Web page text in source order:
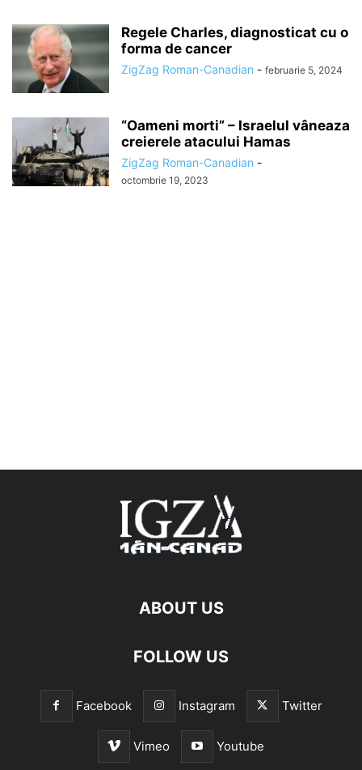
Regele Charles, diagnosticat cu o
forma de cancer
ZigZag Roman-Canadian - februarie 5, 2024
“Oameni morti” – Israelul vâneaza
creierele atacului Hamas
ZigZag Roman-Canadian -
octombrie 19, 2023
ABOUT US
FOLLOW US
Facebook Instagram Twitter
Vimeo Youtube